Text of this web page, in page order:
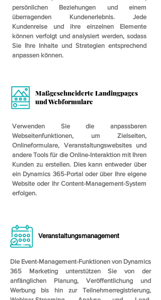
persönlichen Beziehungen und einem
überragenden Kundenerlebnis. Jede
Kundenreise und ihre einzelnen Elemente
können verfolgt und analysiert werden, sodass
Sie Ihre Inhalte und Strategien entsprechend
anpassen können.
Maßgeschneiderte Landingpages
und Webformulare
Verwenden Sie die anpassbaren
Webseitenfunktionen, um Zielseiten,
Onlineformulare, Veranstaltungswebsites und
andere Tools für die Online-Interaktion mit Ihren
Kunden zu erstellen. Dies kann entweder über
ein Dynamics 365-Portal oder über Ihre eigene
Website oder Ihr Content-Management-System
erfolgen.
Veranstaltungsmanagement
Die Event-Management-Funktionen von Dynamics
365 Marketing unterstützen Sie von der
anfänglichen Planung, Veröffentlichung und
Werbung bis hin zur Teilnehmerregistrierung,